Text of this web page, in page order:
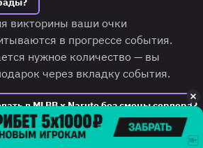
викторины ваши очки
в прогрессе события.
нужное количество — вы
через вкладку события.
в MLBB x Naruto без смены сервера?
недоступно. Для того чтобы
рекомендуем вам